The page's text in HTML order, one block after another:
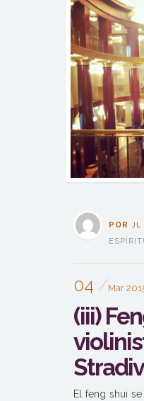
POR JL
04 Mar
(iii)
El feng shui